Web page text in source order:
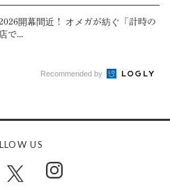
開幕間近！ オメガが紡ぐ「計時の
で...
Recommended by
US